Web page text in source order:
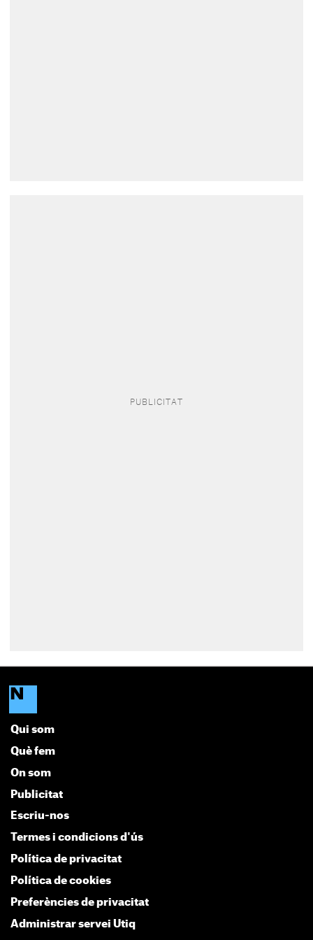
Qui som
Què fem
On som
Publicitat
Escriu-nos
Termes i condicions d'ús
Política de privacitat
Política de cookies
Preferències de privacitat
Administrar servei Utiq